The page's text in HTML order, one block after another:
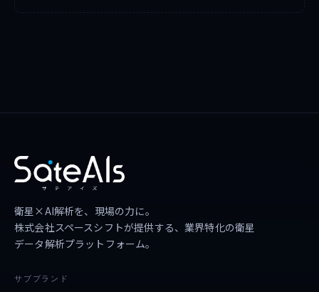
衛星×AI解析を、現場の力に。
株式会社スペースシフトが提供する、業界特化の衛星
データ解析プラットフォーム。
サブブランド